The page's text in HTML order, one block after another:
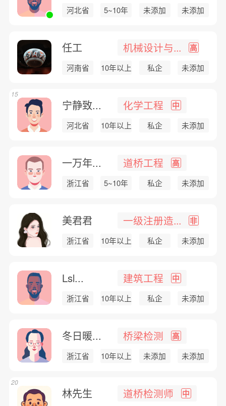
河北省 5~10年 未添加 未添加
任工 机械设计与... 高
河南省 10年以上 私企 未添加
宁静致... 化学工程 中
河北省 10年以上 私企 未添加
15
一万年... 道桥工程 高
浙江省 5~10年 私企 未添加
美君君 一级注册造... 非
浙江省 10年以上 私企 未添加
Lsl... 建筑工程 中
浙江省 10年以上 私企 未添加
冬日暖... 桥梁检测 高
浙江省 10年以上 未添加 未添加
林先生 道桥检测师 中
20